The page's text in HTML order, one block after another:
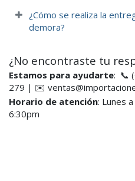
¿Cómo se realiza la
demora?​
¿No encontraste tu
Estamos para ayudarte: 📞
279 | ✉️
Horario de atención: Lunes
6:30pm